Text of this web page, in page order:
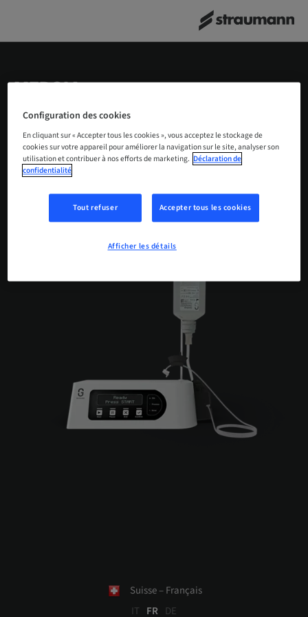
MERCI !
Merci beaucoup de nous avoir contactés.Votre
message a été envoyé avec succès.Nous vous
contacterons lorsque le système de nettoyage pour
implants dentaires complet GalvoSurge® sera
disponible dans votre région.
Suisse – Français
IT FR DE
Configuration des cookies
En cliquant sur « Accepter tous les cookies », vous acceptez le stockage de
cookies sur votre appareil pour améliorer la navigation sur le site, analyser son
utilisation et contribuer à nos efforts de marketing. Déclaration de
confidentialité
Tout refuser Accepter tous les cookies
Afficher les détails